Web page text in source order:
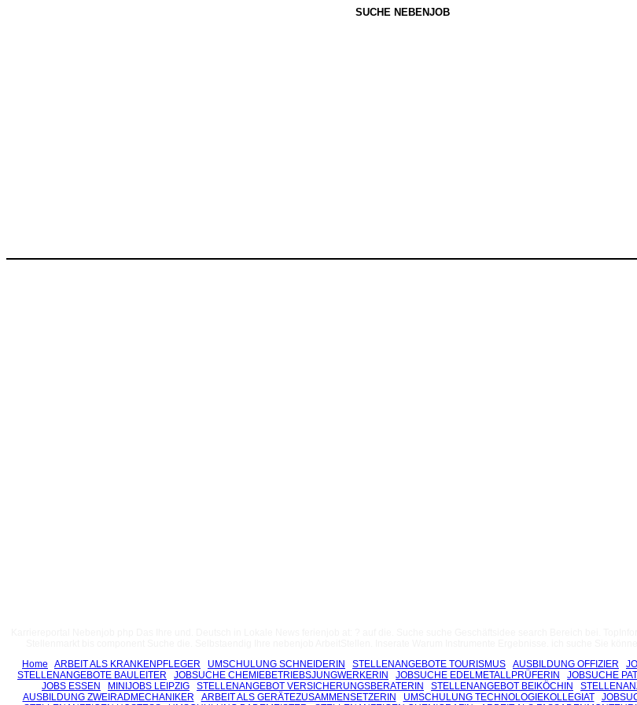
SUCHE NEBENJOB
Home
ARBEIT ALS KRANKENPFLEGER UMSCHULUNG SCHNEIDERIN STELLENANGEBOTE TOURISMUS AUSBILDUNG OFFIZIER
STELLENANGEBOTE BAULEITER
JOBSUCHE CHEMIEBETRIEBSJUNGWERKERIN JOBSUCHE EDELMETALLPRÜFERIN
JOBSUCHE
JOBS ESSEN
MINIJOBS LEIPZIG STELLENANGEBOT VERSICHERUNGSBERATERIN STELLENANGEBOT BEIKÖCHIN
AUSBILDUNG ZWEIRADMECHANIKER
ARBEIT ALS GERÄTEZUSAMMENSETZERIN UMSCHULUNG TECHNOLOGIEKOLLEGIAT